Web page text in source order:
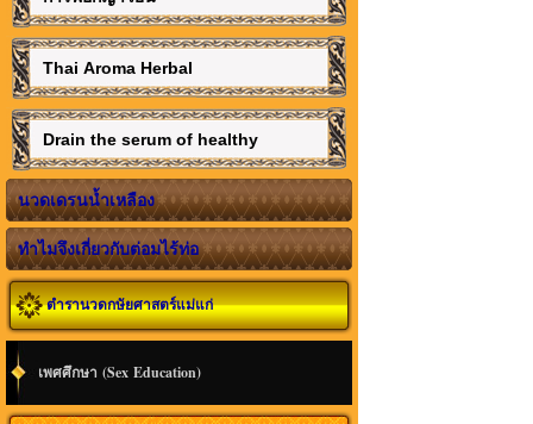
Thai Aroma Herbal
Drain the serum of healthy
นวดเดรนน้ำเหลือง
ทำไมจึงเกี่ยวกับต่อมไร้ท่อ
ตำรานวดกษัยศาสตร์แม่แก่
เพศศึกษา (Sex Education)